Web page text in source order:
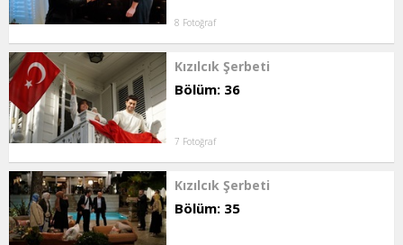
8 Fotoğraf
Kızılcık Şerbeti
Bölüm: 36
7 Fotoğraf
Kızılcık Şerbeti
Bölüm: 35